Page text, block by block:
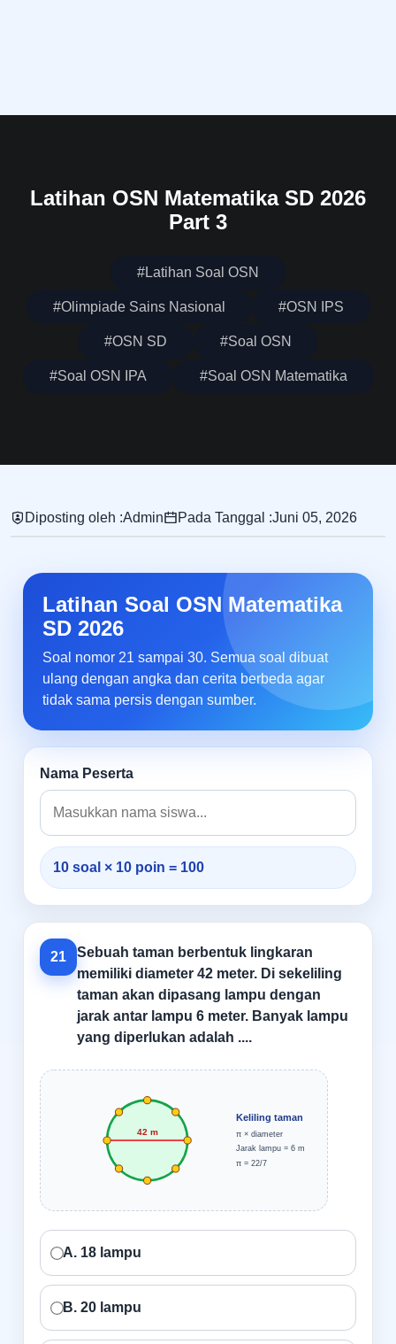
Latihan OSN Matematika SD 2026
Part 3
#Latihan Soal OSN
#Olimpiade Sains Nasional #OSN IPS
#OSN SD #Soal OSN
#Soal OSN IPA #Soal OSN Matematika
Diposting oleh :Admin Pada Tanggal :Juni 05, 2026
Latihan Soal OSN Matematika
SD 2026
Soal nomor 21 sampai 30. Semua soal dibuat
ulang dengan angka dan cerita berbeda agar
tidak sama persis dengan sumber.
Nama Peserta
10 soal × 10 poin = 100
21
Sebuah taman berbentuk lingkaran
memiliki diameter 42 meter. Di sekeliling
taman akan dipasang lampu dengan
jarak antar lampu 6 meter. Banyak lampu
yang diperlukan adalah ....
42 m
Keliling taman
π × diameter
Jarak lampu = 6 m
π = 22/7
A. 18 lampu
B. 20 lampu